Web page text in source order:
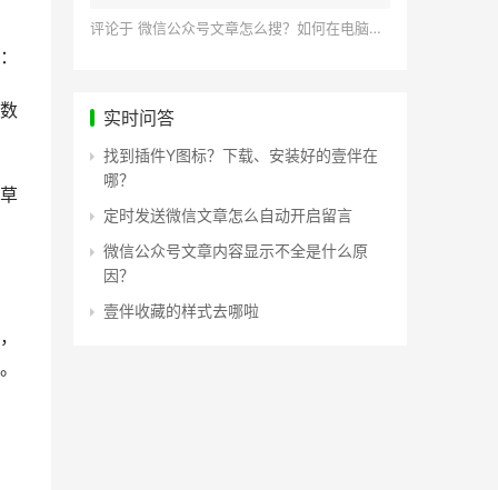
评论于 微信公众号文章怎么搜？如何在电脑上搜索公众号文章？
实时问答
找到插件Y图标？下载、安装好的壹伴在
哪？
定时发送微信文章怎么自动开启留言
微信公众号文章内容显示不全是什么原
因？
壹伴收藏的样式去哪啦